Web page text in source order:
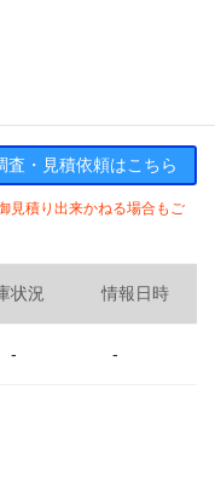
・見積依頼はこちら
見積り出来かねる場合もご
状況 情報日時
- -